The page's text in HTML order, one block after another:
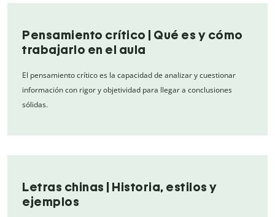
Pensamiento crítico | Qué es y cómo
trabajarlo en el aula
El pensamiento crítico es la capacidad de analizar y cuestionar
información con rigor y objetividad para llegar a conclusiones
sólidas.
Letras chinas | Historia, estilos y
ejemplos